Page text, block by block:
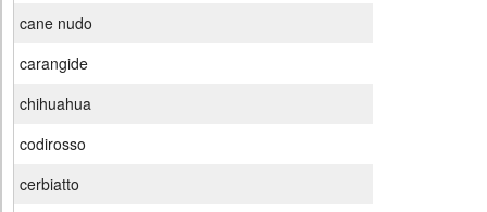
cane nudo
carangide
chihuahua
codirosso
cerbiatto